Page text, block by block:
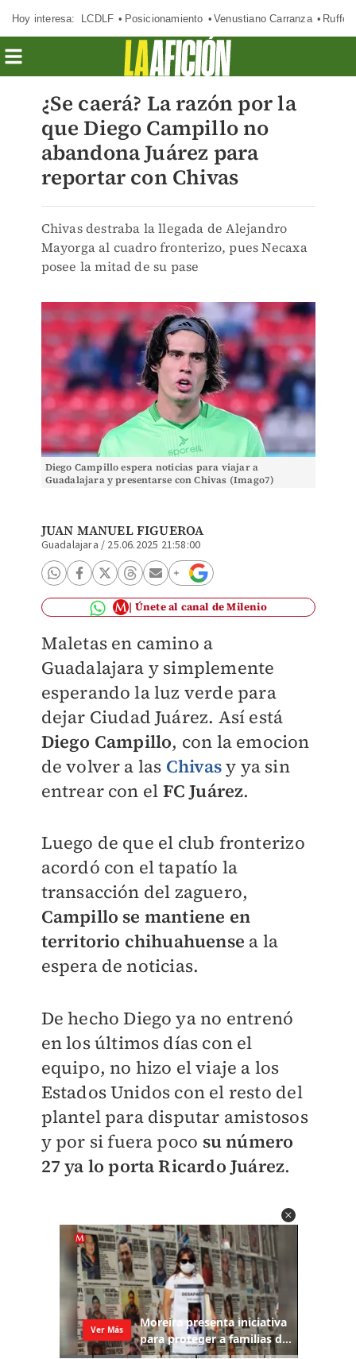
Hoy interesa: LCDLF Posicionamiento Venustiano Carranza Ruffo
¿Se caerá? La razón por la
que Diego Campillo no
abandona Juárez para
reportar con Chivas
Chivas destraba la llegada de Alejandro
Mayorga al cuadro fronterizo, pues Necaxa
posee la mitad de su pase
Diego Campillo espera noticias para viajar a
Guadalajara y presentarse con Chivas (Imago7)
JUAN MANUEL FIGUEROA
Guadalajara / 25.06.2025 21:58:00
Únete al canal de Milenio
Maletas en camino a
Guadalajara y simplemente
esperando la luz verde para
dejar Ciudad Juárez. Así está
Diego Campillo, con la emocion
de volver a las Chivasy ya sin
entrear con el FC Juárez.
Luego de que el club fronterizo
acordó con el tapatío la
transacción del zaguero,
Campillo se mantiene en
territorio chihuahuense a la
espera de noticias.
De hecho Diego ya no entrenó
en los últimos días con el
equipo, no hizo el viaje a los
Estados Unidos con el resto del
plantel para disputar amistosos
y por si fuera poco su número
27 ya lo porta Ricardo Juárez.